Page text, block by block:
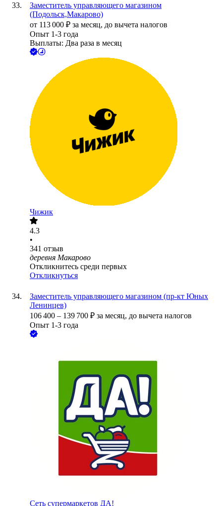
Заместитель управляющего магазином
(Подольск,Макарово)
от 113 000 ₽ за месяц, до вычета налогов
Опыт 1-3 года
Выплаты: Два раза в месяц
Чижик
4.3
•
341 отзыв
деревня Макарово
Откликнитесь среди первых
Откликнуться
Заместитель управляющего магазином (пр-кт Юных
Ленинцев)
106 400 – 139 700 ₽ за месяц, до вычета налогов
Опыт 1-3 года
Сеть супермаркетов ДА!